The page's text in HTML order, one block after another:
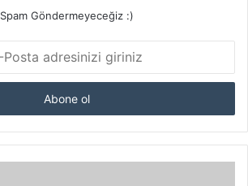
Spam Göndermeyeceğiz :)